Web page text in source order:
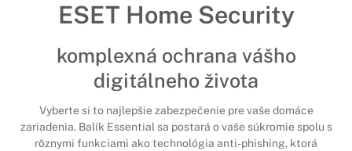
ESET Home Security
komplexná ochrana vášho
digitálneho života
Vyberte si to najlepšie zabezpečenie pre vaše domáce
zariadenia. Balík Essential sa postará o vaše súkromie spolu s
rôznymi funkciami ako technológia anti-phishing, ktorá